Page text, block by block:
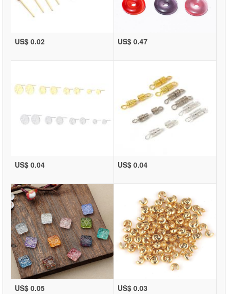
US$ 0.02 US$ 0.47
US$ 0.04 US$ 0.04
US$ 0.05 US$ 0.03